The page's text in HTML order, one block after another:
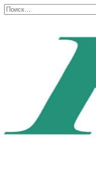
Перейти
к
Search
for: